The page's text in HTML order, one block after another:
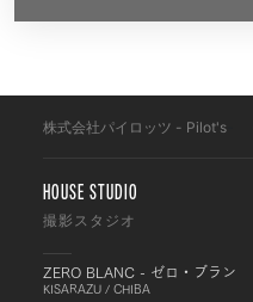
株式会社パイロッツ - Pilot's
HOUSE STUDIO
撮影スタジオ
ZERO BLANC - ゼロ・ブラン
KISARAZU / CHIBA